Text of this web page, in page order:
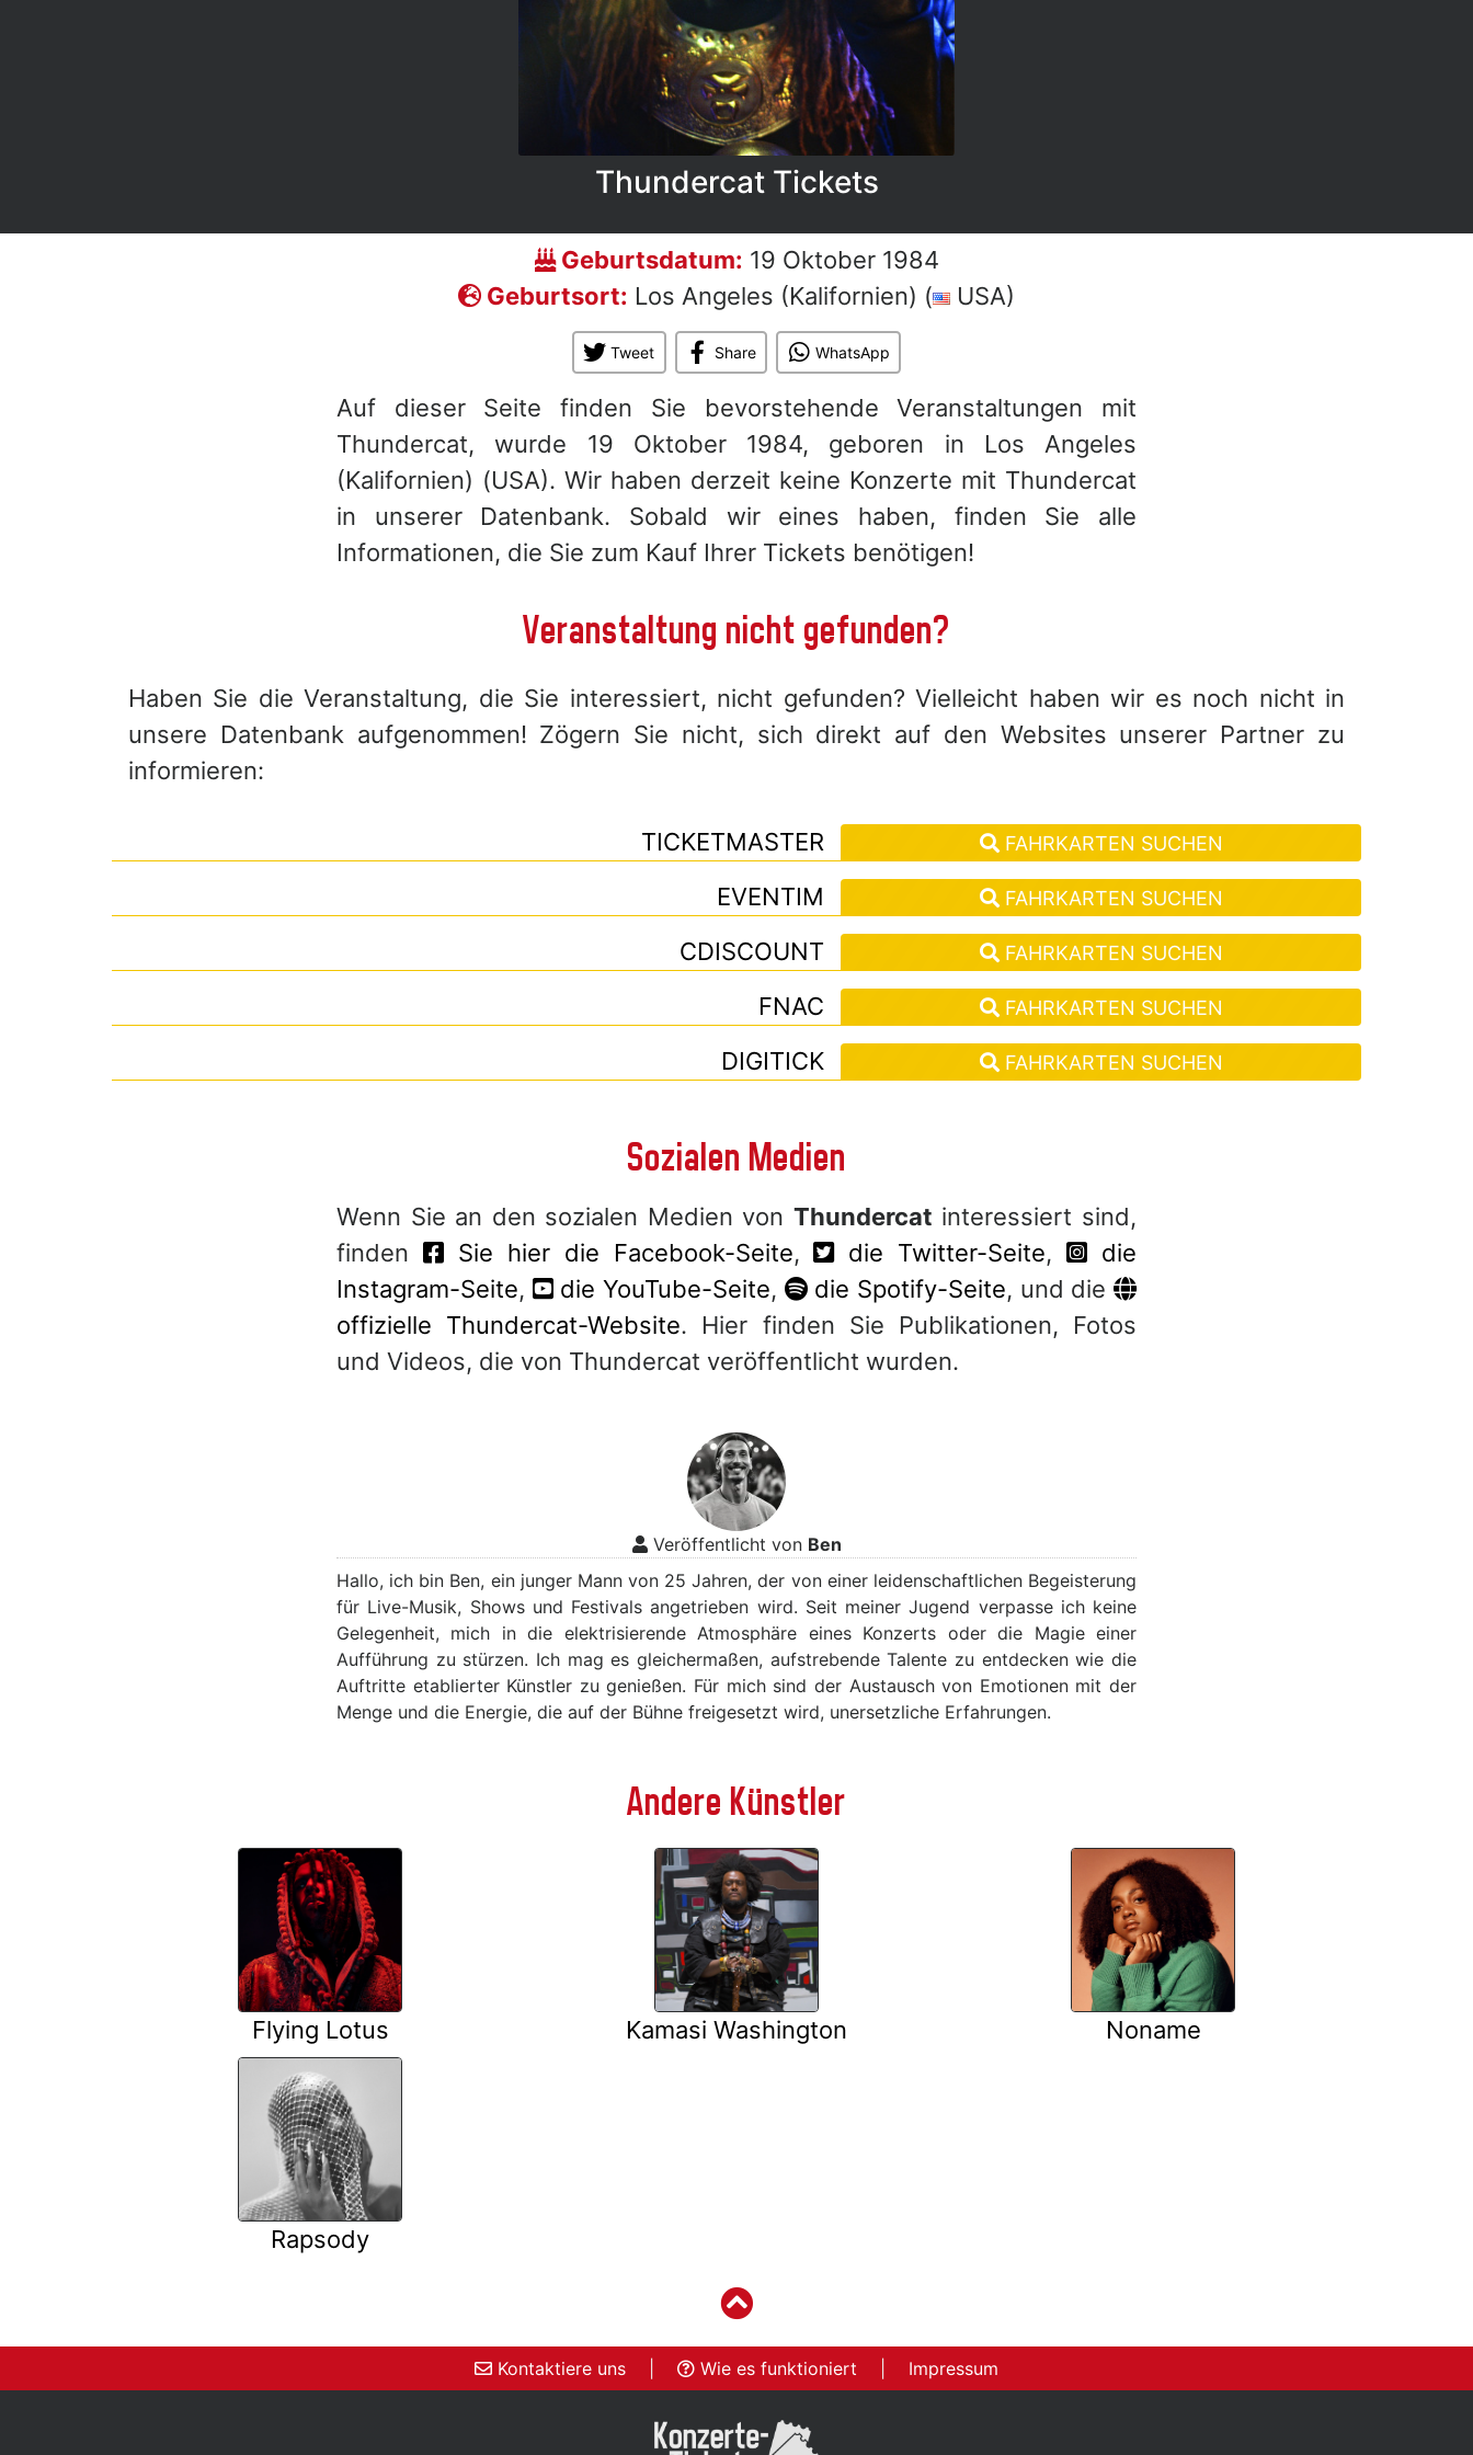
Thundercat Tickets
Geburtsdatum: 19 Oktober 1984
Geburtsort: Los Angeles (Kalifornien) ( USA)
Tweet Share WhatsApp
Auf dieser Seite finden Sie bevorstehende Veranstaltungen mit
Thundercat, wurde 19 Oktober 1984, geboren in Los Angeles
(Kalifornien) (USA). Wir haben derzeit keine Konzerte mit Thundercat
in unserer Datenbank. Sobald wir eines haben, finden Sie alle
Informationen, die Sie zum Kauf Ihrer Tickets benötigen!
Veranstaltung nicht gefunden?
Haben Sie die Veranstaltung, die Sie interessiert, nicht gefunden? Vielleicht haben wir es noch nicht in
unsere Datenbank aufgenommen! Zögern Sie nicht, sich direkt auf den Websites unserer Partner zu
informieren:
TICKETMASTER FAHRKARTEN SUCHEN
EVENTIM FAHRKARTEN SUCHEN
CDISCOUNT FAHRKARTEN SUCHEN
FNAC FAHRKARTEN SUCHEN
DIGITICK FAHRKARTEN SUCHEN
Sozialen Medien
Wenn Sie an den sozialen Medien von Thundercat interessiert sind,
finden
Sie hier die Facebook-Seite, die Twitter-Seite,
die
Instagram-Seite, die YouTube-Seite, die Spotify-Seite, und die
offizielle Thundercat-Website. Hier finden Sie Publikationen, Fotos
und Videos, die von Thundercat veröffentlicht wurden.
Veröffentlicht von Ben
Hallo, ich bin Ben, ein junger Mann von 25 Jahren, der von einer leidenschaftlichen Begeisterung
für Live-Musik, Shows und Festivals angetrieben wird. Seit meiner Jugend verpasse ich keine
Gelegenheit, mich in die elektrisierende Atmosphäre eines Konzerts oder die Magie einer
Aufführung zu stürzen. Ich mag es gleichermaßen, aufstrebende Talente zu entdecken wie die
Auftritte etablierter Künstler zu genießen. Für mich sind der Austausch von Emotionen mit der
Menge und die Energie, die auf der Bühne freigesetzt wird, unersetzliche Erfahrungen.
Andere Künstler
Flying Lotus Kamasi Washington Noname
Rapsody
Kontaktiere uns Wie es funktioniert Impressum